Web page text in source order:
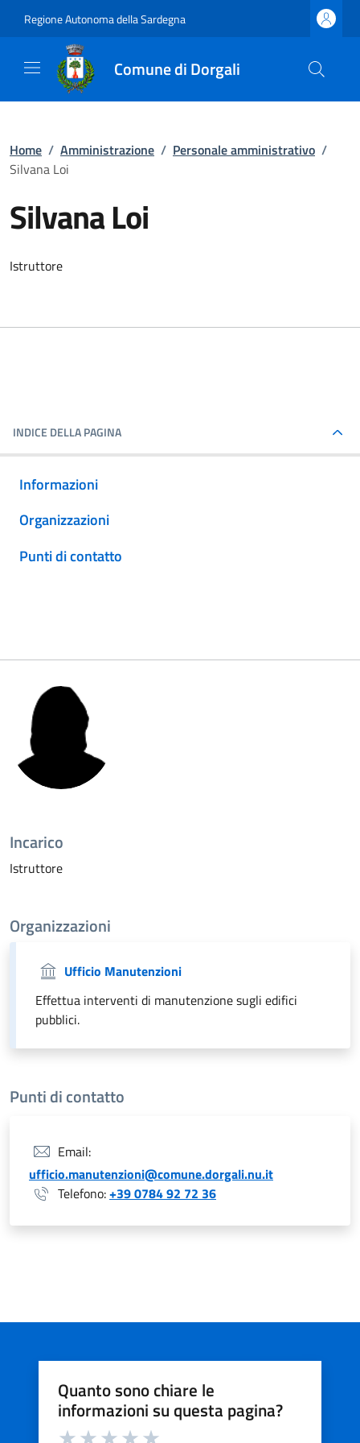
Regione Autonoma della Sardegna
Comune di Dorgali
Home / Amministrazione / Personale amministrativo /
Silvana Loi
Silvana Loi
Istruttore
INDICE DELLA PAGINA
Informazioni
Organizzazioni
Punti di contatto
Incarico
Istruttore
Organizzazioni
Ufficio Manutenzioni
Effettua interventi di manutenzione sugli edifici
pubblici.
Punti di contatto
Email:
ufficio.manutenzioni@comune.dorgali.nu.it
Telefono:+39 0784 92 72 36
Quanto sono chiare le
informazioni su questa pagina?
Valuta da 1 a 5 stelle la pagina